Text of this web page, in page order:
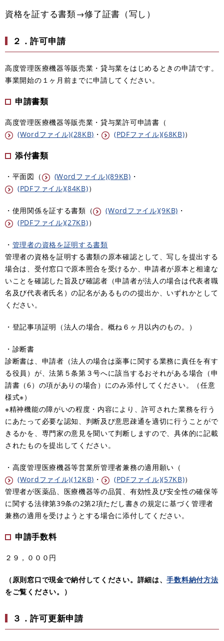
資格を証する書類→修了証書（写し）
２．許可申請
高度管理医療機器等販売業・貸与業をはじめるときの申請です。
事業開始の１ヶ月前までに申請してください。
申請書類
高度管理医療機器等販売業・貸与業許可申請書（
(Wordファイル)(28KB) ・ (PDFファイル)(68KB)）
添付書類
・平面図（ (Wordファイル)(89KB) ・
(PDFファイル)(84KB)）
・使用関係を証する書類（ (Wordファイル)(9KB) ・
(PDFファイル)(27KB)）
・ 管理者の資格を証明する書類
管理者の資格を証明する書類の原本確認として、写しを提出する
場合は、受付窓口で原本照合を受けるか、申請者が原本と相違な
いことを確認した旨及び確認者（申請者が法人の場合は代表者職
名及び代表者氏名）の記名があるものの提出か、いずれかとして
ください。
・登記事項証明（法人の場合。概ね６ヶ月以内のもの。）
・診断書
診断書は、申請者（法人の場合は薬事に関する業務に責任を有す
る役員）が、法第５条第３号へに該当するおそれがある場合（申
請書（6）の項がありの場合）にのみ添付してください。（任意
様式※）
※精神機能の障がいの程度・内容により、許可された業務を行う
にあたって必要な認知、判断及び意思疎通を適切に行うことがで
きるかを、専門家の意見を聞いて判断しますので、具体的に記載
されたものを提出してください。
・高度管理医療機器等営業所管理者兼務の適用願い（
(Wordファイル)(12KB) ・ (PDFファイル)(57KB)）
管理者が医薬品、医療機器等の品質、有効性及び安全性の確保等
に関する法律第39条の2第2項ただし書きの規定に基づく管理者
兼務の適用を受けようとする場合に添付してください。
申請手数料
２９，０００円
（原則窓口で現金で納付してください。詳細は、手数料納付方法
をご覧ください。）
３．許可更新申請